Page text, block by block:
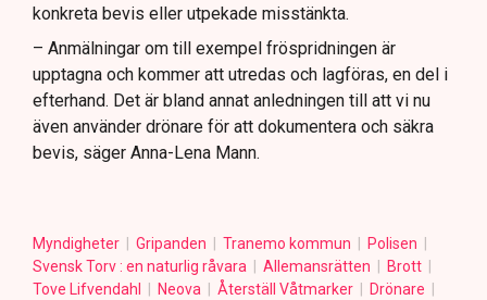
konkreta bevis eller utpekade misstänkta.
– Anmälningar om till exempel fröspridningen är
upptagna och kommer att utredas och lagföras, en del i
efterhand. Det är bland annat anledningen till att vi nu
även använder drönare för att dokumentera och säkra
bevis, säger Anna-Lena Mann.
Myndigheter Gripanden Tranemo kommun
Polisen
Svensk Torv : en naturlig råvara
Allemansrätten
Brott
Tove Lifvendahl
Neova Återställ Våtmarker
Drönare